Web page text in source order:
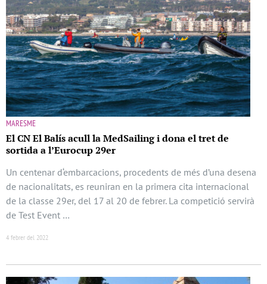
MARESME
El CN El Balís acull la MedSailing i dona el tret de
sortida a l’Eurocup 29er
Un centenar d‘embarcacions, procedents de més d’una desena
de nacionalitats, es reuniran en la primera cita internacional
de la classe 29er, del 17 al 20 de febrer. La competició servirà
de Test Event …
4 febrer del 2022